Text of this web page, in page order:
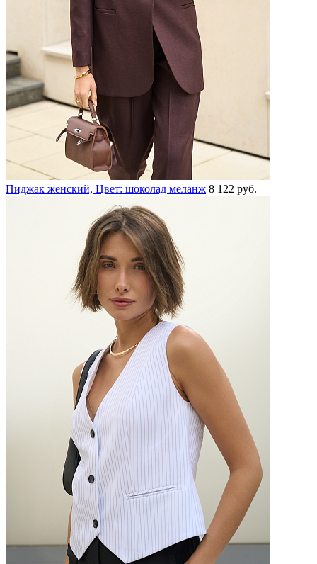
Пиджак женский, Цвет: шоколад меланж 8 122 руб.